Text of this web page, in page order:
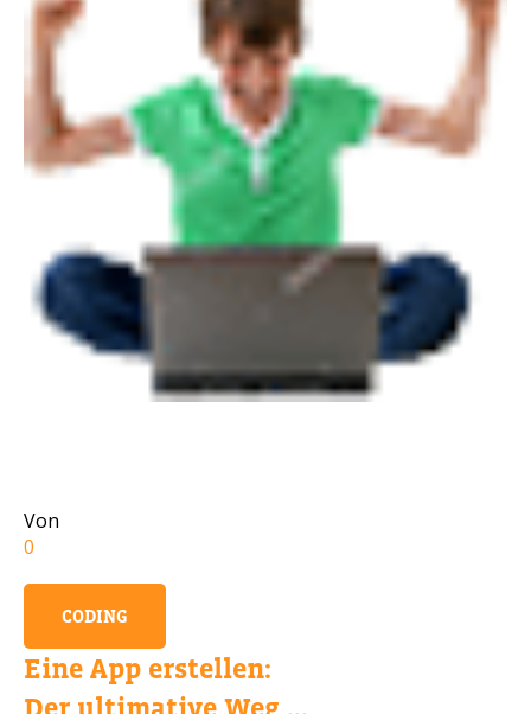
Von
0
CODING
Eine App erstellen:
Der ultimative Weg,...
Alter Ihres Kindes
Eltern E-Mail
Handynummer
Lesen Sie unsere Datenschutzbestimmungen